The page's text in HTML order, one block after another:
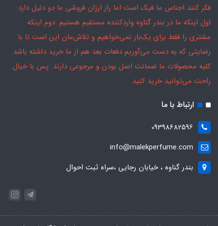
فکر کنند اجناس ما فیک است اما راز ارزان فروشی ما دو دلیل دارد:
اول اینکه ما در بندر گناوه واردکننده مستقیم هستیم. دوم اینکه
مشتری را فقط برای یک‌بار نمی‌خواهیم و تلاش‌مان این است تا با
رضایتی که به دست می‌آوریم دفعات بعد هم از ما خرید داشته باشد.
کلیه محصولات ما ضمانت اصل بودن و مرجوعی دارند. پس با خیال
راحت می‌توانید خرید کنید.
ارتباط با ما
09398682596
info@malekperfume.com
بندر گناوه ، خیابان رجایی ،سراه ثبت احوال